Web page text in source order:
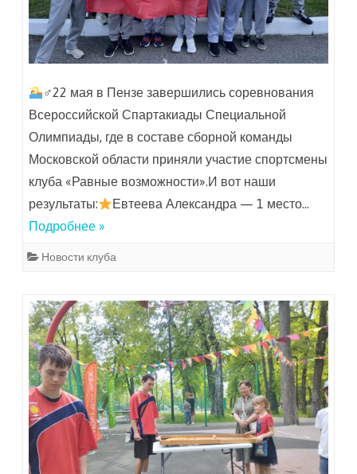
‍♂22 мая в Пензе завершились соревнования
Всероссийской Спартакиады Специальной
Олимпиады, где в составе сборной команды
Московской области приняли участие спортсмены
клуба «Равные возможности».И вот наши
результаты:
Евтеева Александра — 1 место…
Подробнее »
Новости клуба